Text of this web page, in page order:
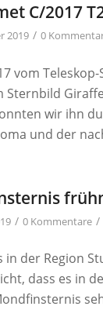
C/2017
2019 / 0
vom
Sternbild
wir ihn
und der
/ 0 Kommentare /
in der Region
dass es in